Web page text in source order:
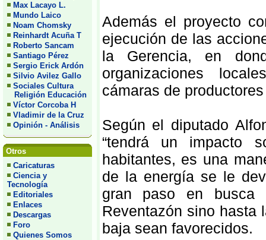
Max Lacayo L.
Mundo Laico
Noam Chomsky
Reinhardt Acuña T
Roberto Sancam
Santiago Pérez
Sergio Erick Ardón
Silvio Avilez Gallo
Sociales Cultura
Religión Educación
Víctor Corcoba H
Vladimir de la Cruz
Opinión - Análisis
Otros
Caricaturas
Ciencia y
Tecnología
Editoriales
Enlaces
Descargas
Foro
Quienes Somos
Además el proyecto
ejecución de las
la Gerencia, en
organizaciones
cámaras de
Según el diputado
“tendrá un impacto
habitantes, es una
de la energía se le
gran paso en
Reventazón sino hasta
baja sean favorecidos.